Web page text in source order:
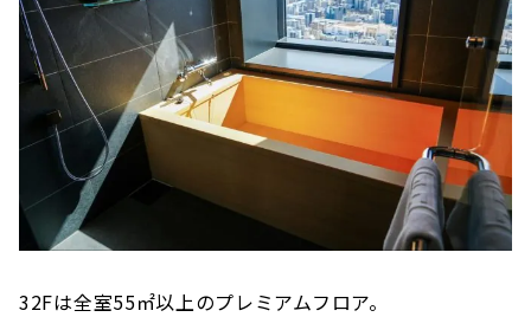
32Fは全室55㎡以上のプレミアムフロア。